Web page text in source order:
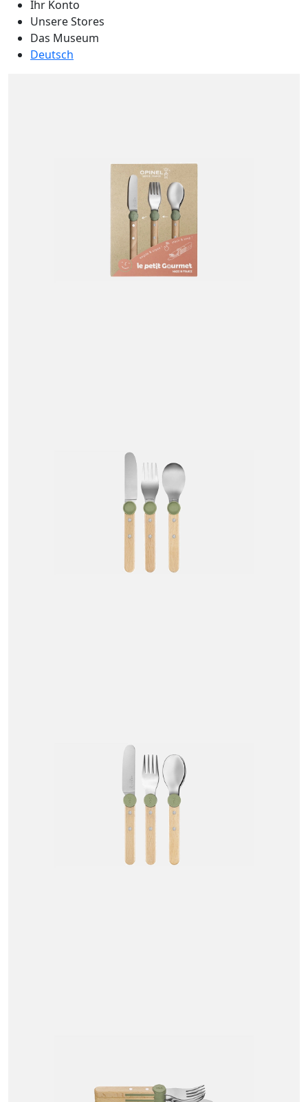
Ihr Konto
Unsere Stores
Das Museum
Deutsch